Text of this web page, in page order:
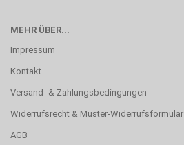
MEHR ÜBER...
Impressum
Kontakt
Versand- & Zahlungsbedingungen
Widerrufsrecht & Muster-Widerrufsformular
AGB